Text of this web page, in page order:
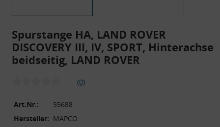
Spurstange HA, LAND ROVER
DISCOVERY III, IV, SPORT, Hinterachse
beidseitig, LAND ROVER
(0)
Art.Nr.:
55688
Hersteller: MAPCO